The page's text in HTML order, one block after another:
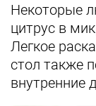
Некоторые
цитрус в
Легкое
стол также
внутренние